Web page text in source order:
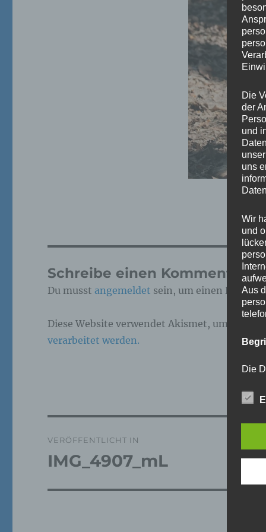
Schreibe einen Kommentar
Du musst angemeldet sein, um einen
Diese Website verwendet Akismet, um Spam
verarbeitet werden.
VERÖFFENTLICHT IN
IMG_4907_mL
Die
der
und
uns
Wir
und
Aus
Die
dies
Wir